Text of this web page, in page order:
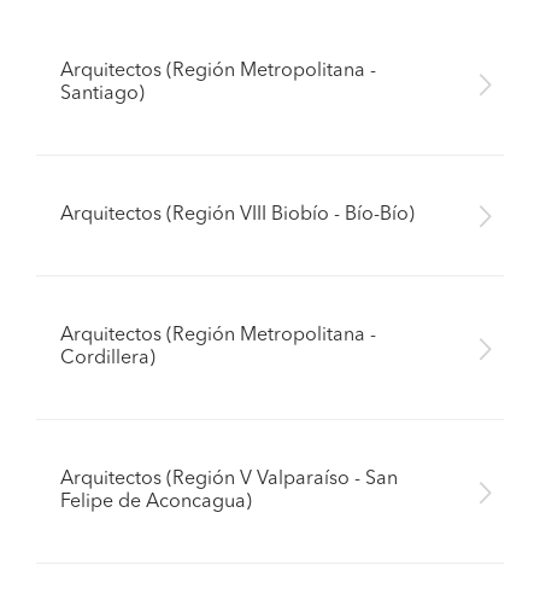
Arquitectos (Región Metropolitana -
Santiago)
Arquitectos (Región VIII Biobío - Bío-Bío)
Arquitectos (Región Metropolitana -
Cordillera)
Arquitectos (Región V Valparaíso - San
Felipe de Aconcagua)